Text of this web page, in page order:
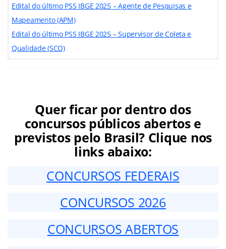
Edital do último PSS IBGE 2025 – Agente de Pesquisas e
Mapeamento (APM)
Edital do último PSS IBGE 2025 – Supervisor de Coleta e
Qualidade (SCQ)
Quer ficar por dentro dos
concursos públicos abertos e
previstos pelo Brasil? Clique nos
links abaixo:
CONCURSOS FEDERAIS
CONCURSOS 2026
CONCURSOS ABERTOS